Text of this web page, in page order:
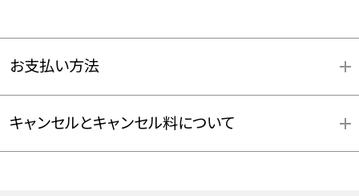
お支払い方法
キャンセルとキャンセル料について